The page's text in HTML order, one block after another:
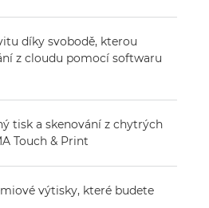
díky svobodě, kterou
z cloudu pomocí softwaru
tisk a skenování z chytrých
Touch & Print
výtisky, které budete